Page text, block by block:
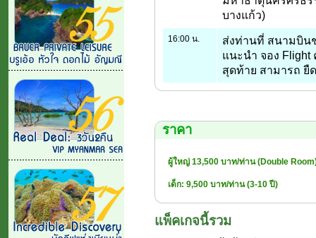
บางแก้ว)
16:00 น.
ส่งท่านที่ สนามบิน
แนะนำ จอง Flight
สุดท้าย สามารถ ยื
ราคา
ผู้ใหญ่ 13,500 บาท/ท่าน (Double
เด็ก: 9,500 บาท/ท่าน (3-10 ปี)
แพ็คเกจนี้รวม